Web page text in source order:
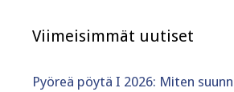
Viimeisimmät uutiset
Pyöreä pöytä I 2026: Miten